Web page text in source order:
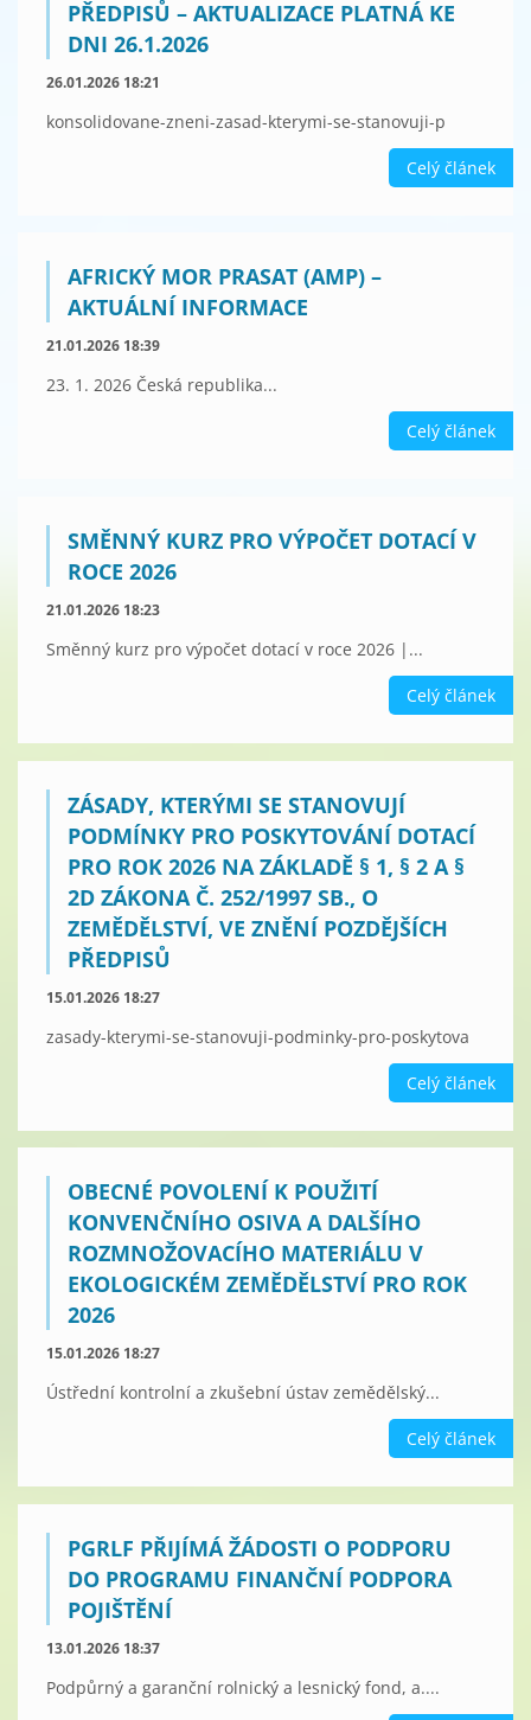
PŘEDPISŮ – AKTUALIZACE PLATNÁ KE
DNI 26.1.2026
26.01.2026 18:21
konsolidovane-zneni-zasad-kterymi-se-stanovuji-p
Celý článek
AFRICKÝ MOR PRASAT (AMP) –
AKTUÁLNÍ INFORMACE
21.01.2026 18:39
23. 1. 2026 Česká republika...
Celý článek
SMĚNNÝ KURZ PRO VÝPOČET DOTACÍ V
ROCE 2026
21.01.2026 18:23
Směnný kurz pro výpočet dotací v roce 2026 |...
Celý článek
ZÁSADY, KTERÝMI SE STANOVUJÍ
PODMÍNKY PRO POSKYTOVÁNÍ DOTACÍ
PRO ROK 2026 NA ZÁKLADĚ § 1, § 2 A §
2D ZÁKONA Č. 252/1997 SB., O
ZEMĚDĚLSTVÍ, VE ZNĚNÍ POZDĚJŠÍCH
PŘEDPISŮ
15.01.2026 18:27
zasady-kterymi-se-stanovuji-podminky-pro-poskytova
Celý článek
OBECNÉ POVOLENÍ K POUŽITÍ
KONVENČNÍHO OSIVA A DALŠÍHO
ROZMNOŽOVACÍHO MATERIÁLU V
EKOLOGICKÉM ZEMĚDĚLSTVÍ PRO ROK
2026
15.01.2026 18:27
Ústřední kontrolní a zkušební ústav zemědělský...
Celý článek
PGRLF PŘIJÍMÁ ŽÁDOSTI O PODPORU
DO PROGRAMU FINANČNÍ PODPORA
POJIŠTĚNÍ
13.01.2026 18:37
Podpůrný a garanční rolnický a lesnický fond, a....